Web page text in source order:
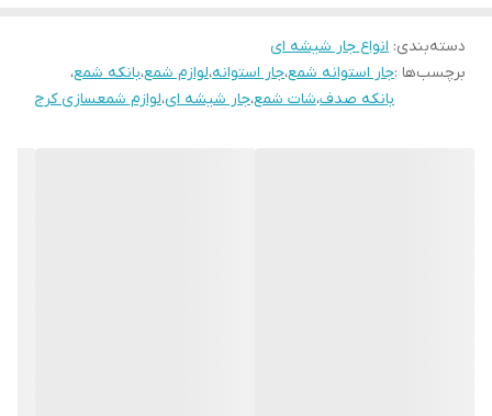
دسته‌بندی: انواع جار شیشه ای
برچسب‌ها :جار استوانه شمع،جار استوانه،لوازم شمع،بانکه شمع،
بانکه صدف،شات شمع،جار شیشه ای،لوازم شمعسازی کرج